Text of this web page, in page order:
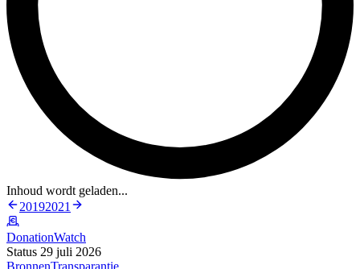
Inhoud wordt geladen...
20192021
DonationWatch
Status 29 juli 2026
BronnenTransparantie